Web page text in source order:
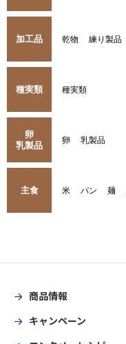
加工品 乾物 練り製品
種実類 種実類
卵
乳製品
卵 乳製品
主食 米 パン 麺
商品情報
キャンペーン